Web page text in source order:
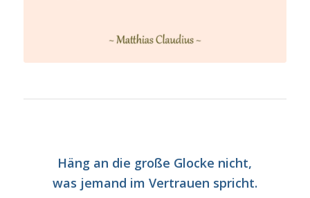
Häng an die große Glocke nicht,
was jemand im Vertrauen spricht.